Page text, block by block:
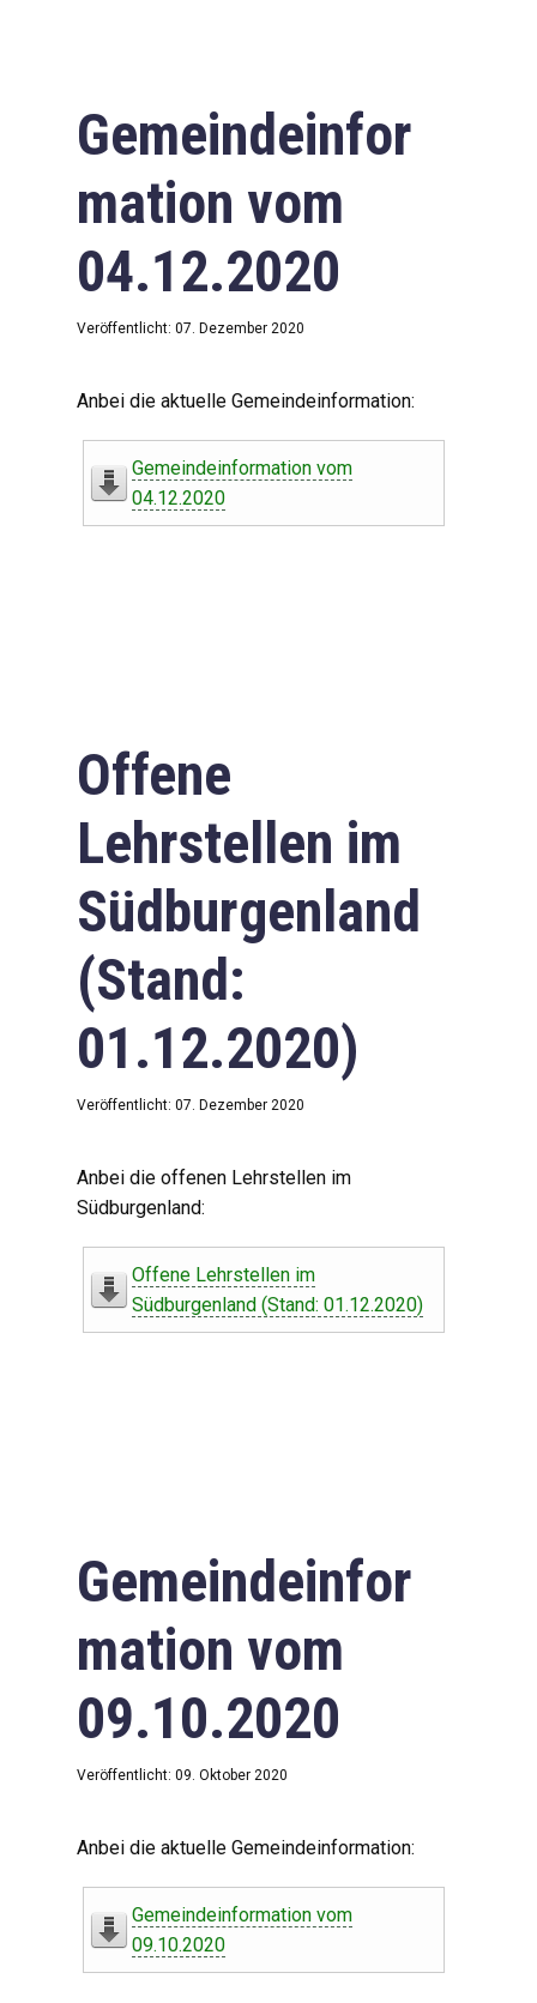
Gemeindeinfor
mation vom
04.12.2020
Veröffentlicht: 07. Dezember 2020
Anbei die aktuelle Gemeindeinformation:
Gemeindeinformation vom
04.12.2020
Offene
Lehrstellen im
Südburgenland
(Stand:
01.12.2020)
Veröffentlicht: 07. Dezember 2020
Anbei die offenen Lehrstellen im
Südburgenland:
Offene Lehrstellen im
Südburgenland (Stand: 01.12.2020)
Gemeindeinfor
mation vom
09.10.2020
Veröffentlicht: 09. Oktober 2020
Anbei die aktuelle Gemeindeinformation:
Gemeindeinformation vom
09.10.2020